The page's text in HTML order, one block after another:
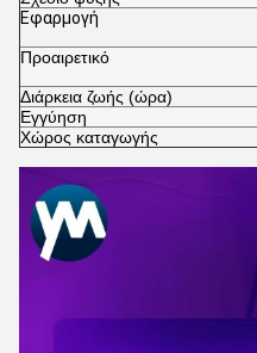
Εφαρμογή
Προαιρετικό
Διάρκεια ζωής (ώρα)
Εγγύηση
Χώρος καταγωγής